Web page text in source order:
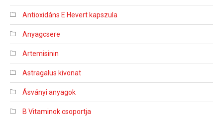
Antioxidáns E Hevert kapszula
Anyagcsere
Artemisinin
Astragalus kivonat
Ásványi anyagok
B Vitaminok csoportja